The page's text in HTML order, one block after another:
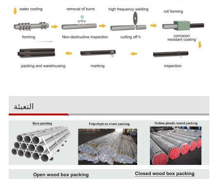
التعبئة